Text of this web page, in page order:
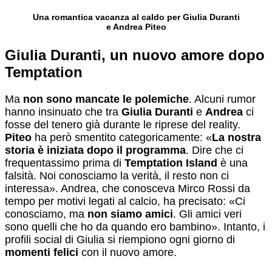
Una romantica vacanza al caldo per Giulia Duranti
e Andrea Piteo
Giulia Duranti, un nuovo amore dopo
Temptation
Ma non sono mancate le polemiche. Alcuni rumor
hanno insinuato che tra Giulia Duranti e Andrea ci
fosse del tenero già durante le riprese del reality.
Piteo ha però smentito categoricamente: «La nostra
storia è iniziata dopo il programma. Dire che ci
frequentassimo prima di Temptation Island è una
falsità. Noi conosciamo la verità, il resto non ci
interessa». Andrea, che conosceva Mirco Rossi da
tempo per motivi legati al calcio, ha precisato: «Ci
conosciamo, ma non siamo amici. Gli amici veri
sono quelli che ho da quando ero bambino». Intanto, i
profili social di Giulia si riempiono ogni giorno di
momenti felici con il nuovo amore.